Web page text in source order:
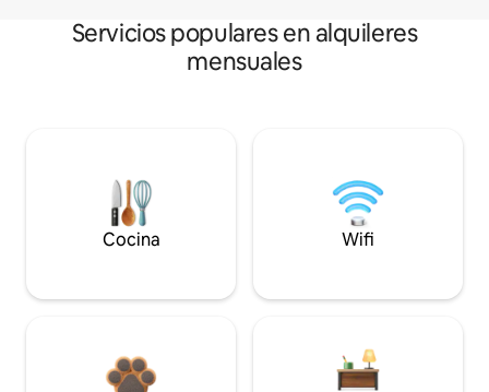
Servicios populares en alquileres
mensuales
Cocina Wifi